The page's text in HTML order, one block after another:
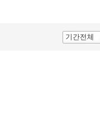
기간전체